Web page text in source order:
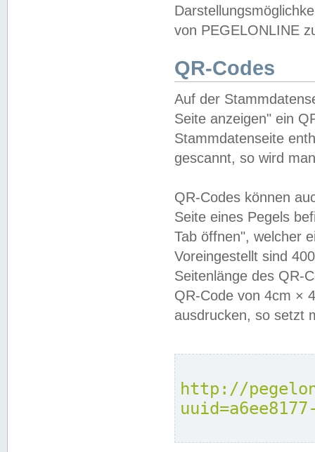
von PEGELONLINE
QR-Codes
Auf der
Seite anzeigen" ein
Stammdatenseite
gescannt, so wird
QR-Codes können
Seite eines Pegels
Tab öffnen", welcher
Voreingestellt sind
Seitenlänge des QR-
QR-Code von 4cm ×
ausdrucken, so setzt
http://